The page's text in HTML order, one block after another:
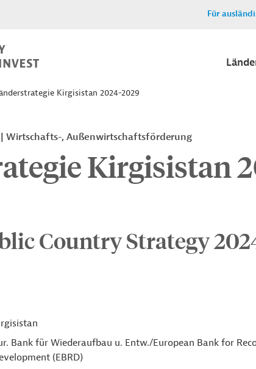
Für
Kirgisistan 2024-2029
Wirtschafts-, Außenwirtschaftsförderung
Kirgisistan
Country Strategy
Bank für Wiederaufbau u. Entw./European Bank for
(EBRD)